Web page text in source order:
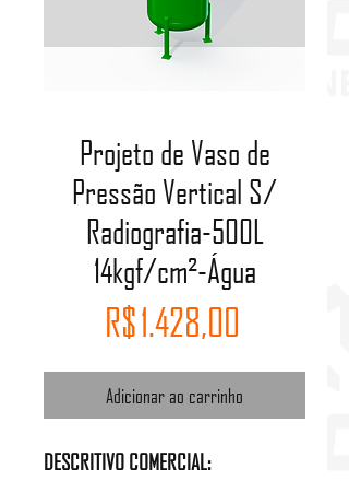
Projeto de Vaso de
Pressão Vertical S/
Radiografia-500L
14kgf/cm²-Água
R$ 1.428,00
Adicionar ao carrinho
DESCRITIVO COMERCIAL: